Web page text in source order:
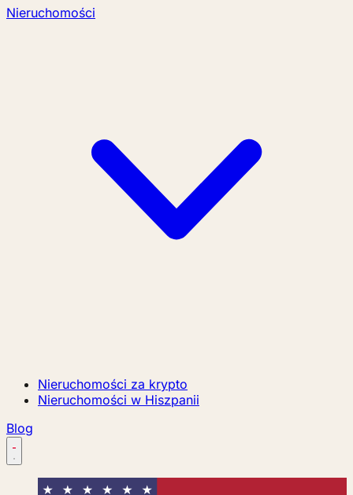
Nieruchomości
Nieruchomości za krypto
Nieruchomości w Hiszpanii
Blog